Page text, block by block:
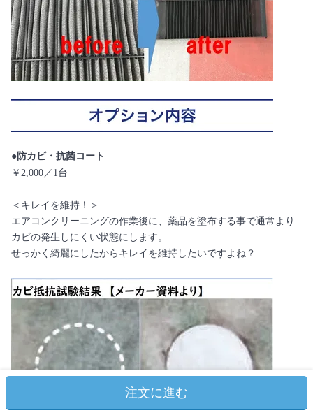
●防カビ・抗菌コート
￥2,000／1台
＜キレイを維持！＞
エアコンクリーニングの作業後に、薬品を塗布する事で通常より
カビの発生しにくい状態にします。
せっかく綺麗にしたからキレイを維持したいですよね？
注文に進む